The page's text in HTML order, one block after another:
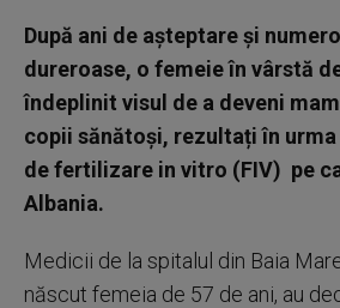
După ani de așteptare și
dureroase, o femeie în vârstă
îndeplinit visul de a deveni
copii sănătoși, rezultați în
de fertilizare in vitro (FIV) pe
Albania.
Medicii de la spitalul din Baia
născut femeia de 57 de ani, au